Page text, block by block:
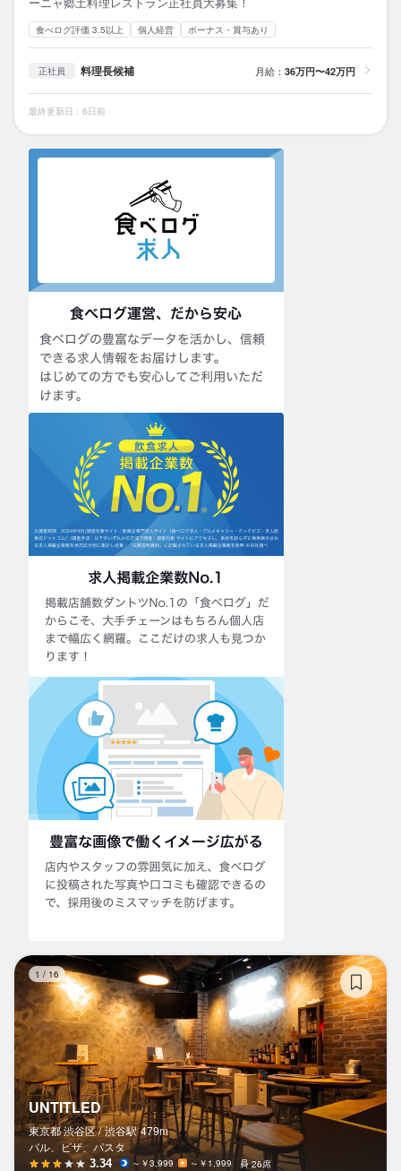
食べログ評価 3.5以上 個人経営 ボーナス・賞与あり
正社員 料理長候補 月給： 36万円〜42万円
最終更新日：6日前
1 / 16
UNTITLED
東京都 渋谷区 / 渋谷駅 479m
バル、ピザ、パスタ
3.34 ～￥3,999 ～￥1,999 26席